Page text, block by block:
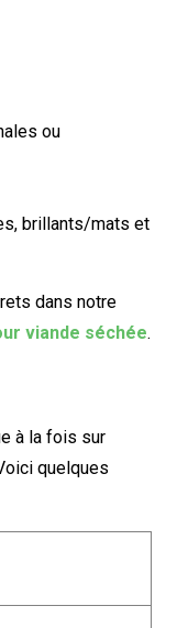
ou
brillants/mats et
dans notre
viande séchée.
à la fois sur
quelques